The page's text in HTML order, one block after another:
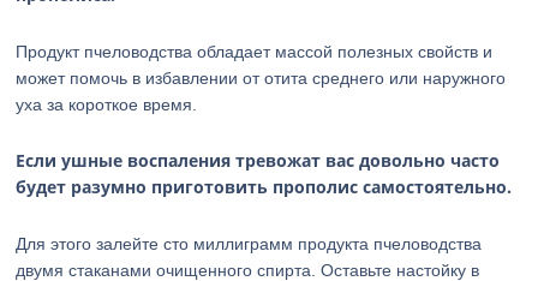
Продукт пчеловодства обладает массой полезных свойств и
может помочь в избавлении от отита среднего или наружного
уха за короткое время.
Если ушные воспаления тревожат вас довольно часто
будет разумно приготовить прополис самостоятельно.
Для этого залейте сто миллиграмм продукта пчеловодства
двумя стаканами очищенного спирта. Оставьте настойку в